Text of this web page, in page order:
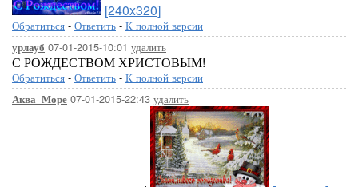
[240x320]
Обратиться - Ответить - К полной версии
урлауб 07-01-2015-10:01 удалить
С РОЖДЕСТВОМ ХРИСТОВЫМ!
Обратиться - Ответить - К полной версии
Аква_Море 07-01-2015-22:43 удалить